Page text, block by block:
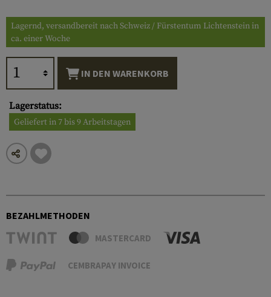
Lagernd, versandbereit nach Schweiz / Fürstentum Lichtenstein in
ca. einer Woche
IN DEN WARENKORB
Lagerstatus:
Geliefert in 7 bis 9 Arbeitstagen
BEZAHLMETHODEN
MASTERCARD
CEMBRAPAY INVOICE